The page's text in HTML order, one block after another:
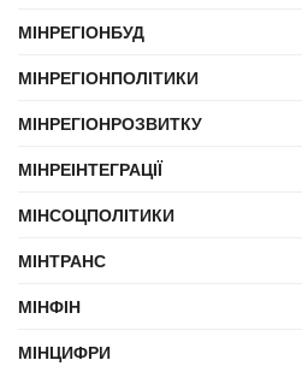
МІНРЕГІОНБУД
МІНРЕГІОНПОЛІТИКИ
МІНРЕГІОНРОЗВИТКУ
МІНРЕІНТЕГРАЦІЇ
МІНСОЦПОЛІТИКИ
МІНТРАНС
МІНФІН
МІНЦИФРИ